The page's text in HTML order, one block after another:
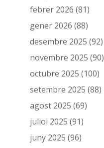
febrer 2026 (81)
gener 2026 (88)
desembre 2025 (92)
novembre 2025 (90)
octubre 2025 (100)
setembre 2025 (88)
agost 2025 (69)
juliol 2025 (91)
juny 2025 (96)